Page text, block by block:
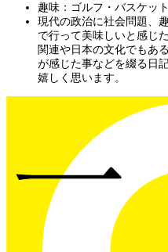
趣味：ゴルフ・バスケッ
現代の政治に社会問題、
で行って美味しいと感じ
関連や日本の文化でもあ
が感じた事などを綴る日
嬉しく思います。